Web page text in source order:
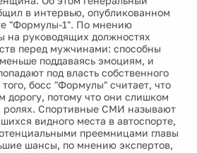
в интервью, опубликованном
"Формулы-1". По мнению
на руководящих должностях
перед мужчинами: способны
поддаваясь эмоциям, и
под власть собственного
босс "Формулы" считает, что
потому что они слишком
ролях. Спортивные СМИ называют
видного места в автоспорте,
преемницами главы
шансы, по мнению экспертов,